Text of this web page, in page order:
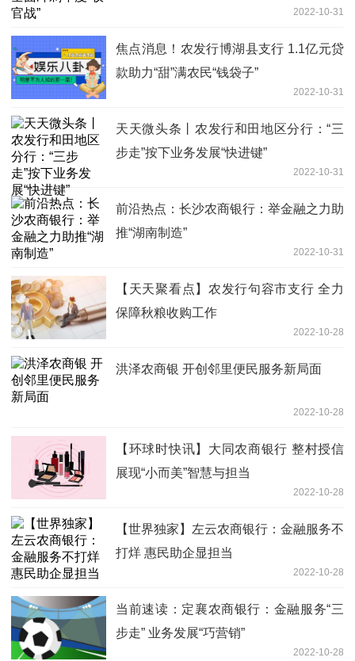
2022-10-31
焦点消息！农发行博湖县支行 1.1亿元贷
款助力“甜”满农民“钱袋子”
2022-10-31
天天微头条丨农发行和田地区分行：“三
步走”按下业务发展“快进键”
2022-10-31
前沿热点：长沙农商银行：举金融之力助
推“湖南制造”
2022-10-31
【天天聚看点】农发行句容市支行 全力
保障秋粮收购工作
2022-10-28
洪泽农商银 开创邻里便民服务新局面
2022-10-28
【环球时快讯】大同农商银行 整村授信
展现“小而美”智慧与担当
2022-10-28
【世界独家】左云农商银行：金融服务不
打烊 惠民助企显担当
2022-10-28
当前速读：定襄农商银行：金融服务“三
步走” 业务发展“巧营销”
2022-10-28